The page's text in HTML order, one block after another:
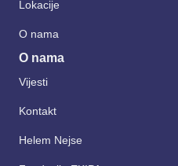
Lokacije
O nama
O nama
Vijesti
Kontakt
Helem Nejse